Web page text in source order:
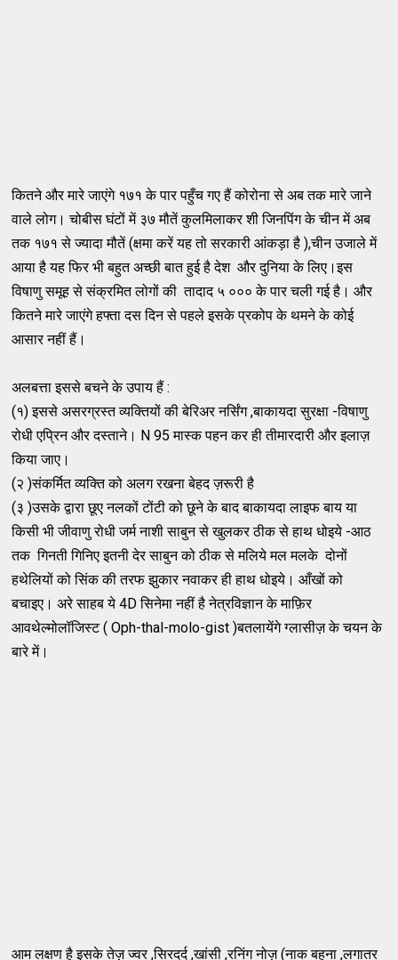
कितने और मारे जाएंगे १७१ के पार पहुँच गए हैं कोरोना से अब तक मारे जाने
वाले लोग। चोबीस घंटों में ३७ मौतें कुलमिलाकर शी जिनपिंग के चीन में अब
तक १७१ से ज्यादा मौतें (क्षमा करें यह तो सरकारी आंकड़ा है ),चीन उजाले में
आया है यह फिर भी बहुत अच्छी बात हुई है देश और दुनिया के लिए।इस
विषाणु समूह से संक्रमित लोगों की तादाद ५ ००० के पार चली गई है। और
कितने मारे जाएंगे हफ्ता दस दिन से पहले इसके प्रकोप के थमने के कोई
आसार नहीं हैं।
अलबत्ता इससे बचने के उपाय हैं :
(१) इससे असरग्रस्त व्यक्तियों की बेरिअर नर्सिंग ,बाकायदा सुरक्षा -विषाणु
रोधी एप्रिन और दस्ताने। N 95 मास्क पहन कर ही तीमारदारी और इलाज़
किया जाए।
(२ )संकर्मित व्यक्ति को अलग रखना बेहद ज़रूरी है
(३ )उसके द्वारा छूए नलकों टोंटी को छूने के बाद बाकायदा लाइफ बाय या
किसी भी जीवाणु रोधी जर्म नाशी साबुन से खुलकर ठीक से हाथ धोइये -आठ
तक गिनती गिनिए इतनी देर साबुन को ठीक से मलिये मल मलके दोनों
हथेलियों को सिंक की तरफ झुकार नवाकर ही हाथ धोइये। आँखों को
बचाइए। अरे साहब ये 4D सिनेमा नहीं है नेत्रविज्ञान के माफ़िर
आवथेल्मोलॉजिस्ट ( Oph-thal-molo-gist )बतलायेंगे ग्लासीज़ के चयन के
बारे में।
आम लक्षण है इसके तेज़ ज्वर ,सिरदर्द ,खांसी ,रनिंग नोज़ (नाक बहना ,लगातर